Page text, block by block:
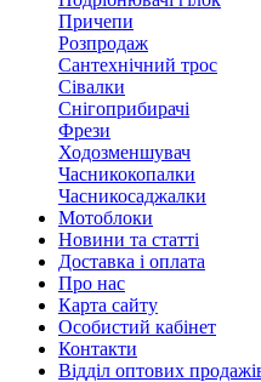
Причепи
Розпродаж
Сантехнічний трос
Сівалки
Снігоприбирачі
Фрези
Ходозменшувач
Часникокопалки
Часникосаджалки
Мотоблоки
Новини та статті
Доставка і оплата
Про нас
Карта сайту
Особистий кабінет
Контакти
Відділ оптових